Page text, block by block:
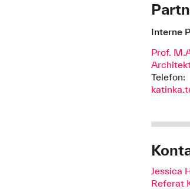
Interne
Prof.
Telefon:
Jessica
Referat